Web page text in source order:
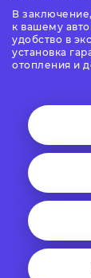
В
к вашему
удобство в
установка
отопления и